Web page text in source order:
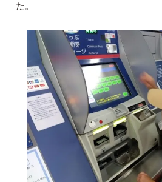
た。